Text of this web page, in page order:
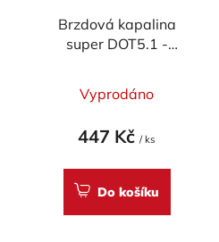
Brzdová kapalina
super DOT5.1 -
Vyprodáno
447 Kč / ks
Do košíku